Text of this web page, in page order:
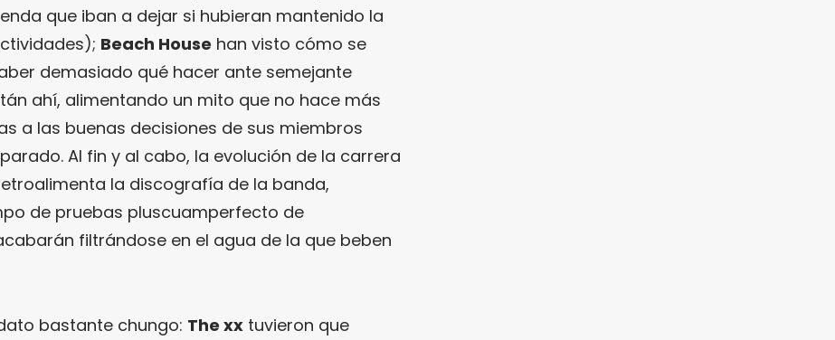
que iban a dejar si hubieran mantenido la
Beach House han visto cómo se
demasiado qué hacer ante semejante
ahí, alimentando un mito que no hace más
a las buenas decisiones de sus miembros
Al fin y al cabo, la evolución de la carrera
la discografía de la banda,
de pruebas pluscuamperfecto de
filtrándose en el agua de la que beben
bastante chungo: The xx tuvieron que